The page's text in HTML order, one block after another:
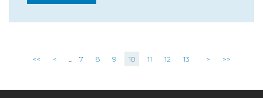
<< < 7 8 9 10 11 12 13 > >>